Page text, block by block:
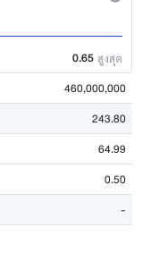
0.65 สูงสุด
460,000,000
243.80
64.99
0.50
-